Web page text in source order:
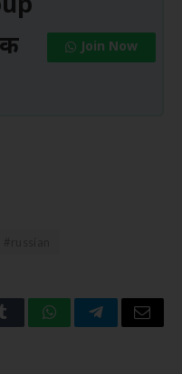
Join Now
TumblrWhatsAppTelegramEmail